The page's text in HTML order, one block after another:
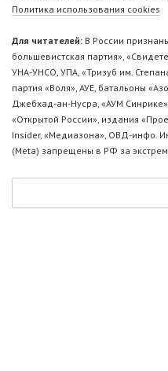
Политика использования cookies
Для читателей: В России
большевистская партия»,
УНА-УНСО, УПА, «Тризуб им.
партия «Воля», АУЕ, батальоны
Джебхад-ан-Нусра, «АУМ
«Открытой России», издания
Insider, «Медиазона», ОВД-инфо.
(Metа) запрещены в РФ за